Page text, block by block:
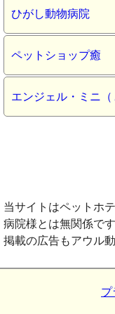
ひがし動物病院
ペットショップ癒
エンジェル・ミニ（
当サイトはペットホ
病院様とは無関係です
掲載の広告もアウル
プ